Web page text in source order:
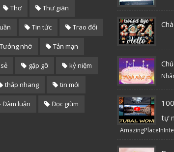
Thơ Thư giãn
Tin tức Trao đổi
Tưởng nhớ Tản mạn
gặp gỡ kỷ niệm
thắp nhang tin mới
Đàm luận Đọc giùm
tự